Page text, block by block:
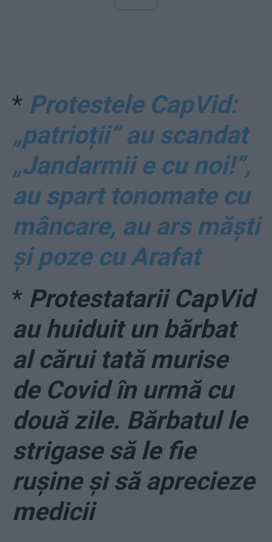
* Protestele CapVid:
„patrioții” au scandat
„Jandarmii e cu noi!”,
au spart tonomate cu
mâncare, au ars măști
și poze cu Arafat
* Protestatarii CapVid
au huiduit un bărbat
al cărui tată murise
de Covid în urmă cu
două zile. Bărbatul le
strigase să le fie
rușine și să aprecieze
medicii